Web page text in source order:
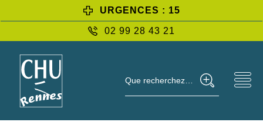
URGENCES : 15
02 99 28 43 21
Que recherchez-vous ?